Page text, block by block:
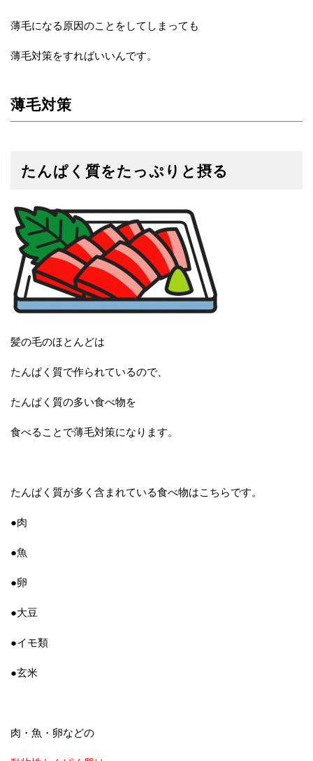
薄毛になる原因のことをしてしまっても
薄毛対策をすればいいんです。
薄毛対策
たんぱく質をたっぷりと摂る
髪の毛のほとんどは
たんぱく質で作られているので、
たんぱく質の多い食べ物を
食べることで薄毛対策になります。
たんぱく質が多く含まれている食べ物はこちらです。
●肉
●魚
●卵
●大豆
●イモ類
●玄米
肉・魚・卵などの